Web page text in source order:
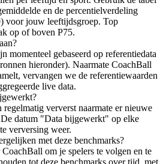
en de percentielverdeling
voor jouw leeftijdsgroep. Top
op of boven P75.
momenteel gebaseerd op referentiedata
hieronder). Naarmate CoachBall
vervangen we de referentiewaarden
live data.
ververst naarmate er nieuwe
datum "Data bijgewerkt" op elke
verversing weer.
met deze benchmarks?
om je spelers te volgen en te
tot deze benchmarks over tijd, met